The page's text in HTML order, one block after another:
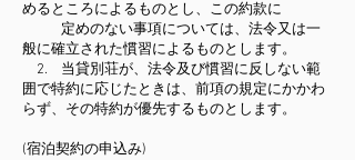
めるところによるものとし、この約款に
定めのない事項については、法令又は一
般に確立された慣習によるものとします。
2. 当貸別荘が、法令及び慣習に反しない範
囲で特約に応じたときは、前項の規定にかかわ
らず、その特約が優先するものとします。
(宿泊契約の申込み)